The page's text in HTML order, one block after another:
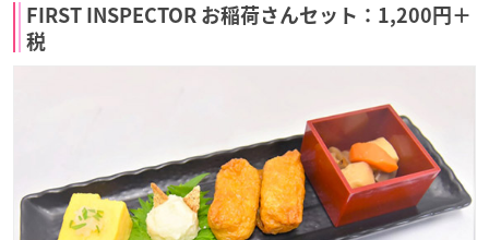
FIRST INSPECTOR お稲荷さんセット：1,200円＋
税